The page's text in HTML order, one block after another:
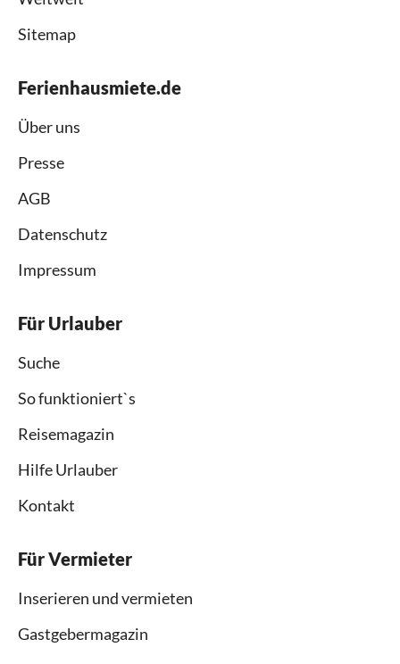
Sitemap
Ferienhausmiete.de
Über uns
Presse
AGB
Datenschutz
Impressum
Für Urlauber
Suche
So funktioniert`s
Reisemagazin
Hilfe Urlauber
Kontakt
Für Vermieter
Inserieren und vermieten
Gastgebermagazin